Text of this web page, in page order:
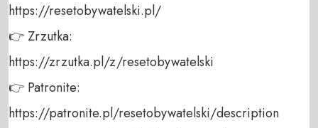
https://resetobywatelski.pl/
👉 Zrzutka:
https://zrzutka.pl/z/resetobywatelski
👉 Patronite:
https://patronite.pl/resetobywatelski/description